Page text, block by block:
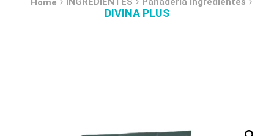
Home
DIVINA PLUS